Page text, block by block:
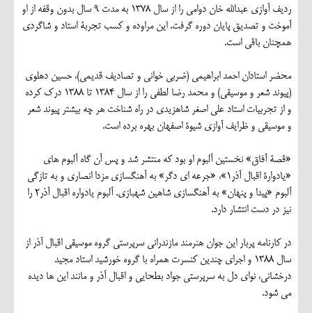
ردیف آوازی عبدالله خان دوامی را از سال 1378 به مدت 9 سال بدون وقفه از او
آموخت و تصدیق پایان دوره گرفت. این مراوده و کسب تجربۀ استاد و شاگردی
همچنان باقی است.
محضر استادان احمد ابراهیمی (ضربی خوانی و تصادیف قدیمی)، حسین دهلوی
(پیوند شعر و موسیقی) و محمد رضا لطفی را از سال 1384 تا 1388 درک کرده
و از تجربیات استاد علی اصغر شاهزیدی در راه شناخت هر چه بیشتر پیوند شعر
و موسیقی و ظرایف آوازی شیوۀ اصفهان بهره برده است.
«قصۀ آفاق» نخستین آلبوم او بود که منتشر شد و پس آن گاه آلبوم های
«یادوارۀ اقبال آذر1»، «جرعه ای دگر» به آهنگسازي مزدا انصاري و به تازگی
آلبوم «پيدا و پنهان» به آهنگسازي شاهين شهبازي. آلبوم يادواره اقبال آذر2 را
نیز در دست انتشار دارد.
در کارنامه پربار این جوان هنرمند مازندرانی سرپرستی گروه موسیقی اقبال آذر از
سال 1388 و اجرای چندین کنسرت همراه با گروه خورشید استاد مجید
درخشانی، نوای دل به سرپرستی جواد بطحایی و اقبال آذر و مانند این ها دیده
می شود.